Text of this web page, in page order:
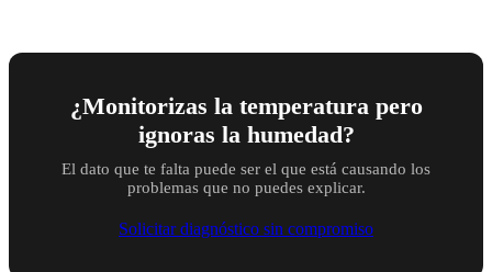
¿Monitorizas la temperatura pero
ignoras la humedad?
El dato que te falta puede ser el que está causando los
problemas que no puedes explicar.
Solicitar diagnóstico sin compromiso